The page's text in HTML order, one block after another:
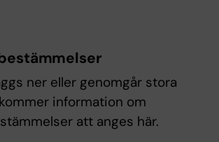
ner eller genomgår stora
information om
att anges här.